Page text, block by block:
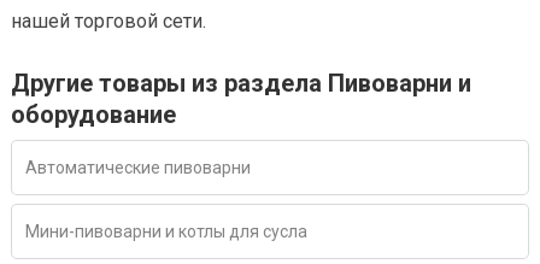
нашей торговой сети.
Другие товары из раздела Пивоварни и
оборудование
Автоматические пивоварни
Мини-пивоварни и котлы для сусла